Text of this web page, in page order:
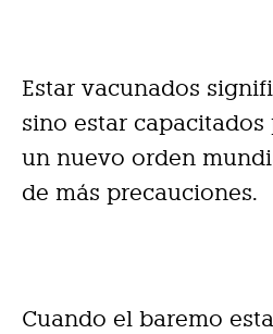
Estar vacunados
sino estar
un nuevo orden
de más precauciones.
Cuando el baremo